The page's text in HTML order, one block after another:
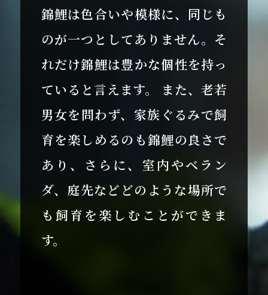
錦鯉は色合いや模様に、同じも
のが一つとしてありません。そ
れだけ錦鯉は豊かな個性を持っ
ていると言えます。 また、老若
男女を問わず、家族ぐるみで飼
育を楽しめるのも錦鯉の良さで
あり、さらに、室内やベラン
ダ、庭先などどのような場所で
も飼育を楽しむことができま
す。